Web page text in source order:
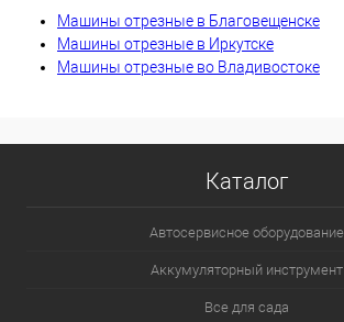
Машины отрезные в Благовещенске
Машины отрезные в Иркутске
Машины отрезные во Владивостоке
Каталог
Автосервисное оборудование
Аккумуляторный инструмент
Все для сада